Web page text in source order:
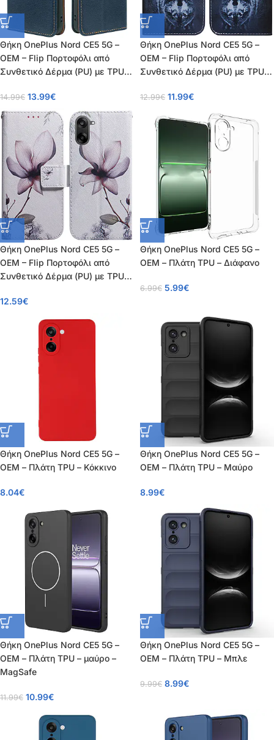
Θήκη OnePlus Nord CE5 5G –
OEM – Flip Πορτοφόλι από
Συνθετικό Δέρμα (PU) με TPU –
14.99€ 13.99€
Θήκη OnePlus Nord CE5 5G –
OEM – Flip Πορτοφόλι από
Συνθετικό Δέρμα (PU) με TPU –
12.99€ 11.99€
Θήκη OnePlus Nord CE5 5G –
OEM – Flip Πορτοφόλι από
Συνθετικό Δέρμα (PU) με TPU –
12.59€
Θήκη OnePlus Nord CE5 5G –
OEM – Πλάτη TPU – Διάφανο
6.99€ 5.99€
Θήκη OnePlus Nord CE5 5G –
OEM – Πλάτη TPU – Κόκκινο
8.04€
Θήκη OnePlus Nord CE5 5G –
OEM – Πλάτη TPU – Μαύρο
8.99€
Θήκη OnePlus Nord CE5 5G –
OEM – Πλάτη TPU – μαύρο –
MagSafe
11.99€ 10.99€
Θήκη OnePlus Nord CE5 5G –
OEM – Πλάτη TPU – Μπλε
9.99€ 8.99€